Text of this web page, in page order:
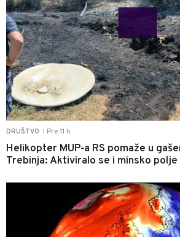
DRUŠTVO Pre 11 h
Helikopter MUP-a RS pomaže u
Trebinja: Aktiviralo se i minsko polje